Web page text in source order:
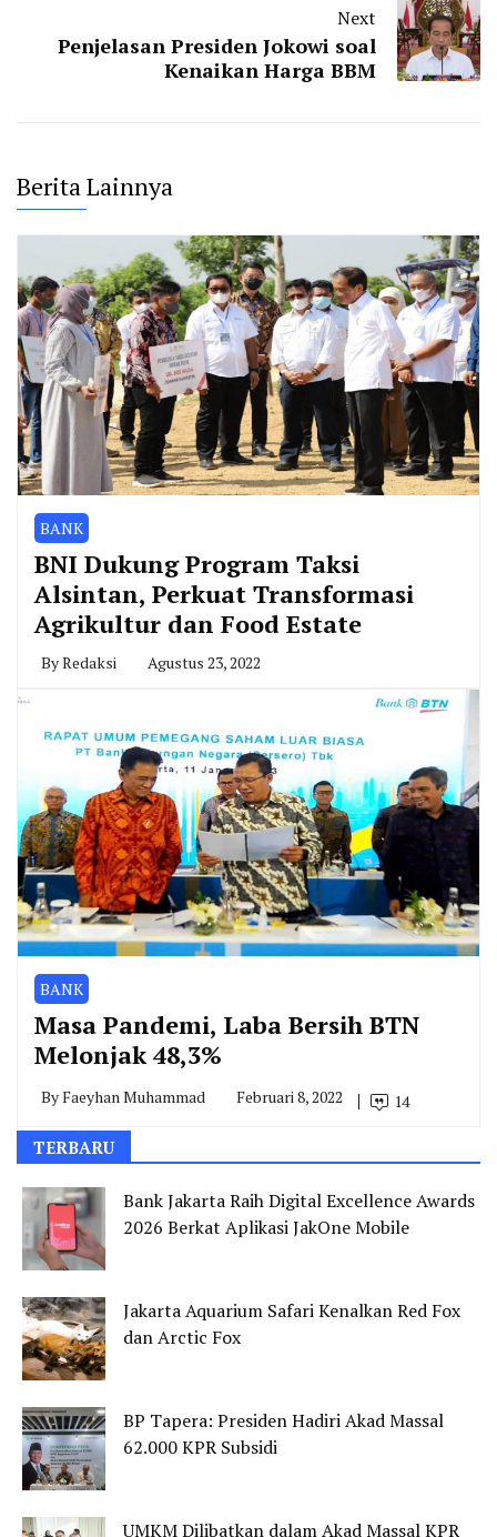
Next
Penjelasan Presiden Jokowi soal
Kenaikan Harga BBM
Berita Lainnya
BANK
BNI Dukung Program Taksi
Alsintan, Perkuat Transformasi
Agrikultur dan Food Estate
ByRedaksi Agustus 23, 2022
BANK
Masa Pandemi, Laba Bersih BTN
Melonjak 48,3%
ByFaeyhan Muhammad Februari 8, 2022 14
TERBARU
Bank Jakarta Raih Digital Excellence Awards
2026 Berkat Aplikasi JakOne Mobile
Jakarta Aquarium Safari Kenalkan Red Fox
dan Arctic Fox
BP Tapera: Presiden Hadiri Akad Massal
62.000 KPR Subsidi
UMKM Dilibatkan dalam Akad Massal KPR